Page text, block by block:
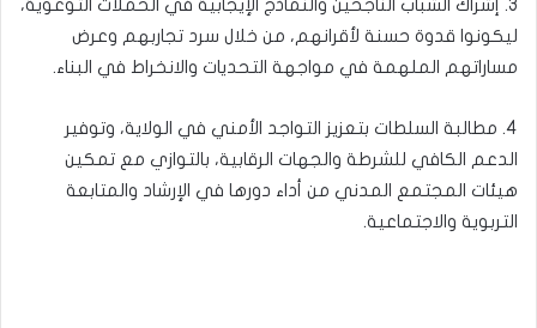
3. إشراك الشباب الناجحين والنماذج الإيجابية في الحملات التوعوية،
ليكونوا قدوة حسنة لأقرانهم، من خلال سرد تجاربهم وعرض
مساراتهم الملهمة في مواجهة التحديات والانخراط في البناء.
4. مطالبة السلطات بتعزيز التواجد الأمني في الولاية، وتوفير
الدعم الكافي للشرطة والجهات الرقابية، بالتوازي مع تمكين
هيئات المجتمع المدني من أداء دورها في الإرشاد والمتابعة
التربوية والاجتماعية.